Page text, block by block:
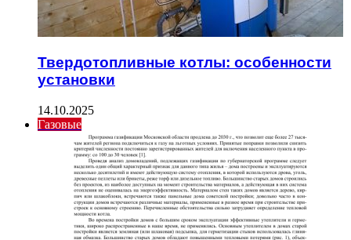
Твердотопливные котлы: особенности
установки
14.10.2025
Газовые